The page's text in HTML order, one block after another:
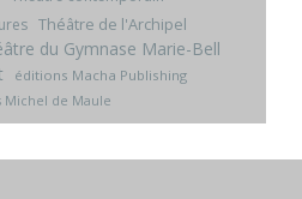
Théâtre de l'Archipel
du Gymnase Marie-Bell
éditions Macha Publishing
Michel de Maule